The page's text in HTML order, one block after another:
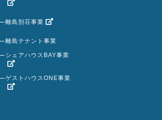
離島別荘事業
離島テナント事業
シェアハウスBAY事業
ゲストハウスONE事業